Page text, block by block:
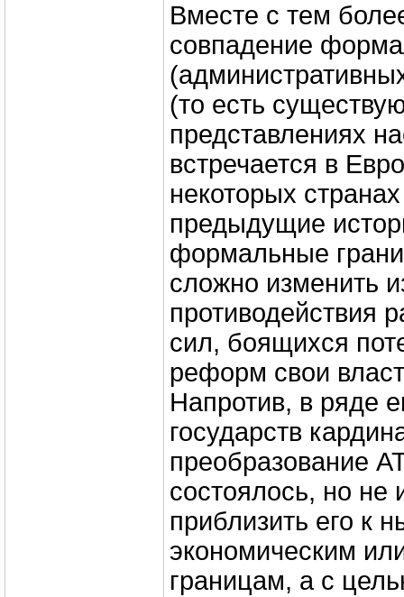
Вместе с тем
совпадение
(то есть
представлениях
встречается в
некоторых
предыдущие
формальные
сложно изменить
противодействия
сил, боящихся
реформ свои
Напротив, в ряде
государств
преобразование
состоялось, но не
приблизить его к
экономическим
границам, а с